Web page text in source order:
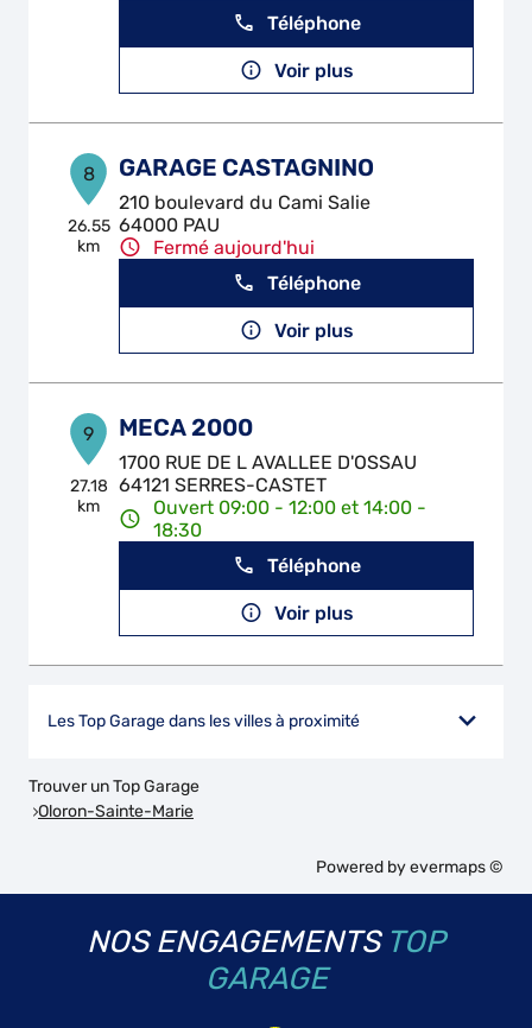
Téléphone
Voir plus
8
26.55
km
GARAGE CASTAGNINO
210 boulevard du Cami Salie
64000 PAU
Fermé aujourd'hui
Téléphone
Voir plus
9
27.18
km
MECA 2000
1700 RUE DE L AVALLEE D'OSSAU
64121 SERRES-CASTET
Ouvert 09:00 - 12:00 et 14:00 -
18:30
Téléphone
Voir plus
Les Top Garage dans les villes à proximité
Trouver un Top Garage
Oloron-Sainte-Marie
Powered byevermaps ©
NOS ENGAGEMENTS TOP
GARAGE